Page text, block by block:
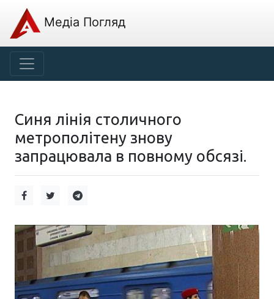
Медіа Погляд
Синя лінія столичного
метрополітену знову
запрацювала в повному обсязі.